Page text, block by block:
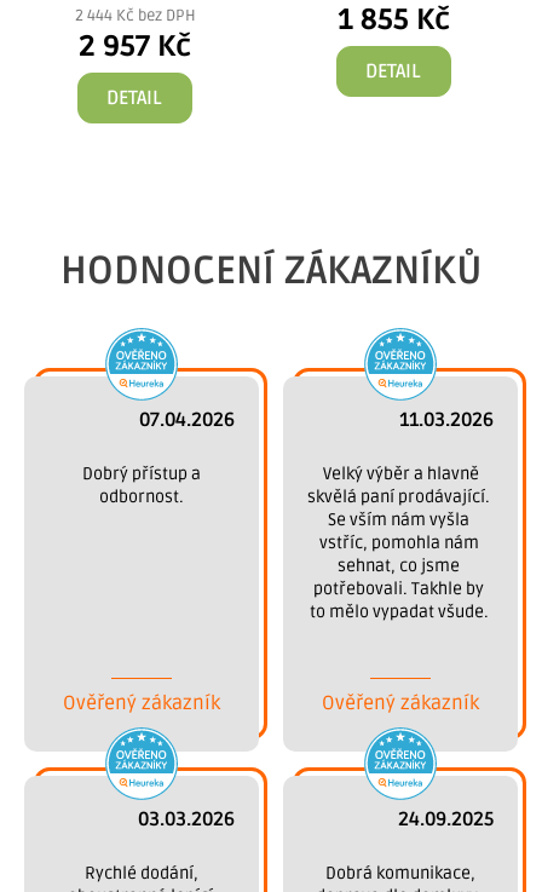
2 444 Kč bez DPH
2 957 Kč
DETAIL
1 855 Kč
DETAIL
HODNOCENÍ ZÁKAZNÍKŮ
07.04.2026
odbornost.
Ověřený zákazník
11.03.2026
skvělá paní prodávající.
Se vším nám vyšla
vstříc, pomohla nám
sehnat, co jsme
potřebovali. Takhle by
to mělo vypadat všude.
Ověřený zákazník
03.03.2026 24.09.2025